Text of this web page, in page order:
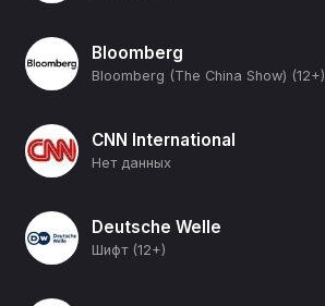
Bloomberg
Bloomberg (The China Show) (12+)
CNN International
Нет данных
Deutsche Welle
Шифт (12+)